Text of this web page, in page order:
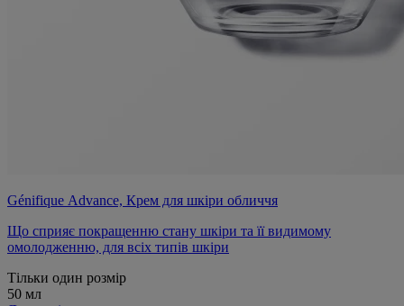
Génifique Advance, Крем для шкіри обличчя
Що сприяє покращенню стану шкіри та її видимому
омолодженню, для всіх типів шкіри
Тільки один розмір
50 мл